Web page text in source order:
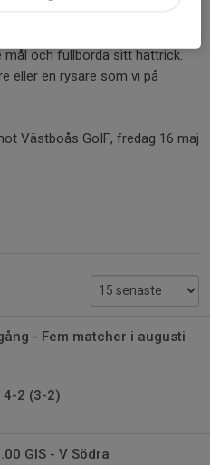
och fullborda sitt hattrick.
eller en rysare som vi på
Västboås GoIF, fredag 16 maj
- Fem matcher i augusti
4-2 (3-2)
GIS - V Södra